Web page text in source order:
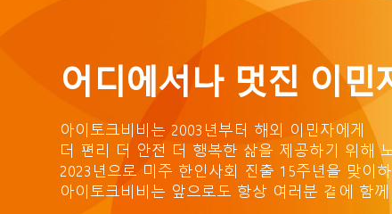
어디에서나 멋진 이민
아이토크비비는 2003년부터 해외 이민자에게
더 편리 더 안전 더 행복한 삶을 제공하기 위해
2023년으로 미주 한인사회 진출 15주년을 맞이
아이토크비비는 앞으로도 항상 여러분 곁에 함